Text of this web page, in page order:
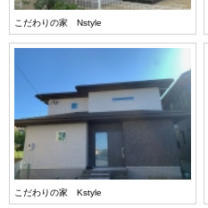
こだわりの家 Nstyle
こだわりの家 Kstyle